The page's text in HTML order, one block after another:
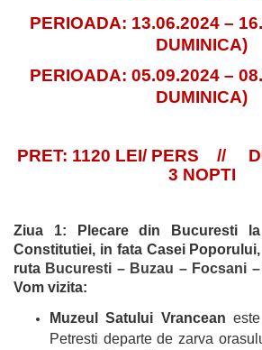
PERIOADA: 13.06.2024 –
DUMINICA)
PERIOADA: 05.09.2024 –
DUMINICA)
PRET: 1120 LEI/ PERS //
3 NOPTI
Ziua 1: Plecare din Bucuresti
Constitutiei, in fata Casei
ruta Bucuresti – Buzau – Focsani
Vom vizita:
Muzeul Satului Vrancean
Petresti departe de zarva